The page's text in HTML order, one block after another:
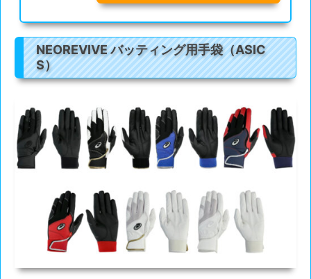
NEOREVIVE バッティング用手袋（ASIC
S）